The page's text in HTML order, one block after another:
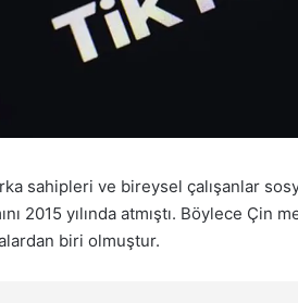
sahipleri ve bireysel çalışanlar
2015 yılında atmıştı. Böylece Çin
biri olmuştur.